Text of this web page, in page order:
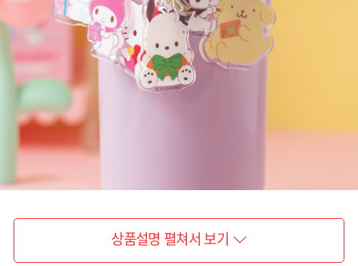
상품설명 펼쳐서 보기